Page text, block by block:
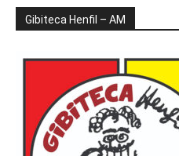
Gibiteca Henfil – AM